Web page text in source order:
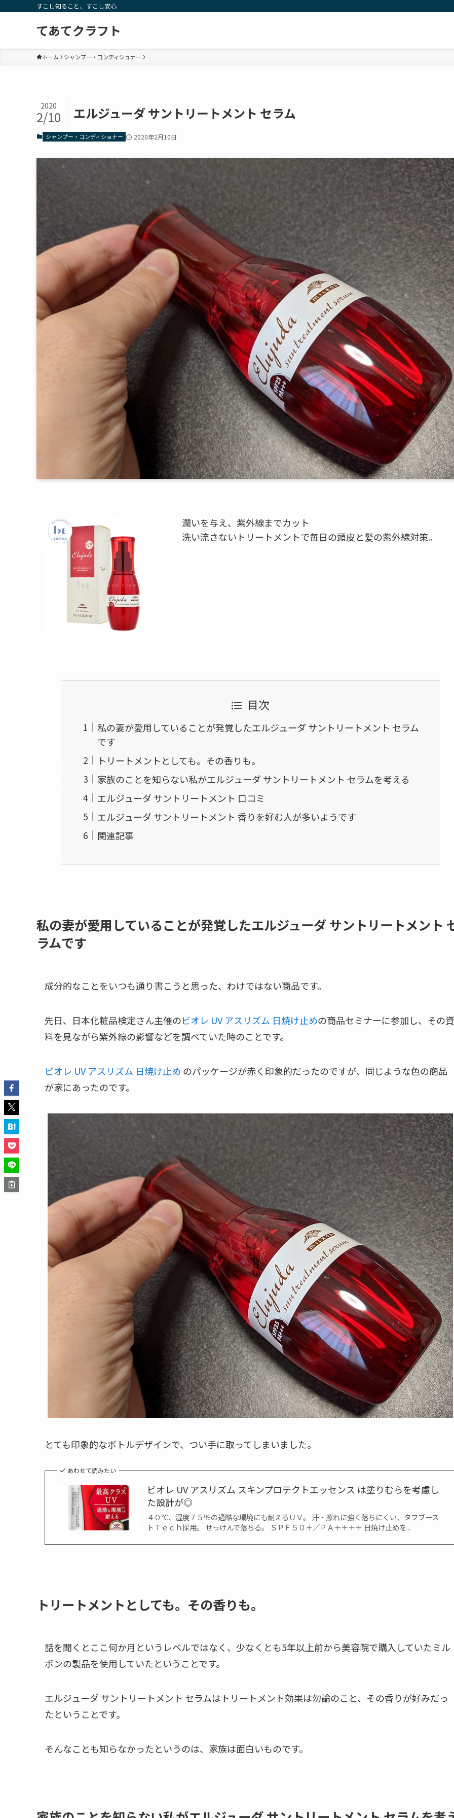
すこし知ること、すこし安心
てあてクラフト
ホーム シャンプー・コンディショナー
エルジューダ サントリートメント セラム
2020
2/10
シャンプー・コンディショナー 2020年2月10日
潤いを与え、紫外線までカット
洗い流さないトリートメントで毎日の頭皮と髪の紫外線対策。
目次
私の妻が愛用していることが発覚したエルジューダ サントリートメント セラム
です
トリートメントとしても。その香りも。
家族のことを知らない私がエルジューダ サントリートメント セラムを考える
エルジューダ サントリートメント 口コミ
エルジューダ サントリートメント 香りを好む人が多いようです
関連記事
私の妻が愛用していることが発覚したエルジューダ サントリートメント
ラムです
成分的なことをいつも通り書こうと思った、わけではない商品です。
先日、日本化粧品検定さん主催のビオレ UV アスリズム 日焼け止めの商品セミナーに参加し、その資
料を見ながら紫外線の影響などを調べていた時のことです。
ビオレ UV アスリズム 日焼け止め のパッケージが赤く印象的だったのですが、同じような色の商品
が家にあったのです。
とても印象的なボトルデザインで、つい手に取ってしまいました。
あわせて読みたい
ビオレ UV アスリズム スキンプロテクトエッセンス は塗りむらを考慮し
た設計が◎
４０℃、湿度７５％の過酷な環境にも耐えるＵＶ。 汗・擦れに強く落ちにくい、タフブース
トＴｅｃｈ採用。 せっけんで落ちる。 ＳＰＦ５０＋／ＰＡ＋＋＋＋ 日焼け止めを...
トリートメントとしても。その香りも。
話を聞くとここ何か月というレベルではなく、少なくとも5年以上前から美容院で購入していたミル
ボンの製品を使用していたということです。
エルジューダ サントリートメント セラムはトリートメント効果は勿論のこと、その香りが好みだっ
たということです。
そんなことも知らなかったというのは、家族は面白いものです。